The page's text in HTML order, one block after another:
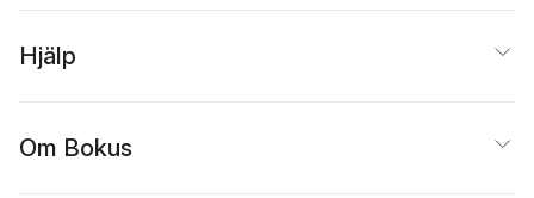
Hjälp
Om Bokus